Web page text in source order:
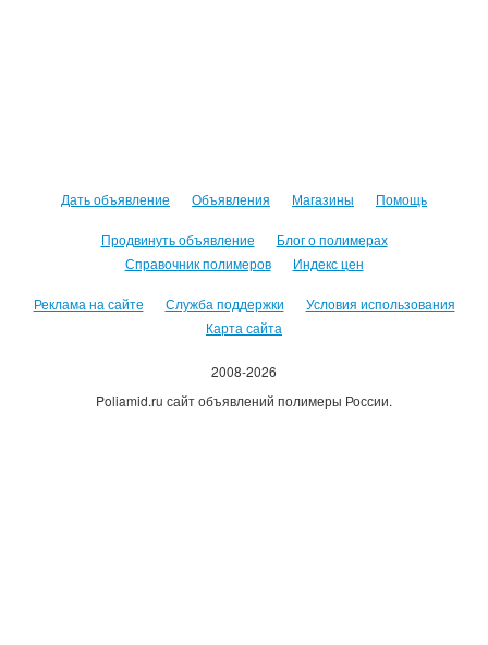
Дать объявление Объявления Магазины Помощь
Продвинуть объявление
Блог о полимерах
Справочник полимеров
Индекс цен
Реклама на сайте Служба поддержки
Условия использования
Карта сайта
2008-2026
Poliamid.ru сайт объявлений полимеры России.